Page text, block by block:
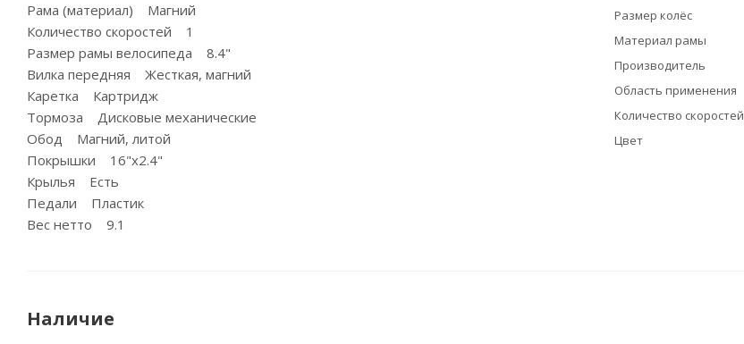
Рама (материал) Магний
Количество скоростей 1
Размер рамы велосипеда 8.4"
Вилка передняя Жесткая, магний
Каретка Картридж
Тормоза Дисковые механические
Обод Магний, литой
Покрышки 16"х2.4"
Крылья Есть
Педали Пластик
Вес нетто 9.1
Размер колёс
Материал рамы
Производитель
Область применения
Количество скоростей
Цвет
Наличие